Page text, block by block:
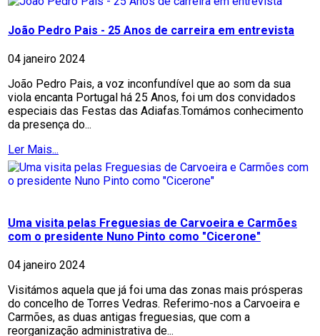
João Pedro Pais - 25 Anos de carreira em entrevista
04 janeiro 2024
João Pedro Pais, a voz inconfundível que ao som da sua
viola encanta Portugal há 25 Anos, foi um dos convidados
especiais das Festas das Adiafas.Tomámos conhecimento
da presença do...
Ler Mais...
Uma visita pelas Freguesias de Carvoeira e Carmões
com o presidente Nuno Pinto como "Cicerone"
04 janeiro 2024
Visitámos aquela que já foi uma das zonas mais prósperas
do concelho de Torres Vedras. Referimo-nos a Carvoeira e
Carmões, as duas antigas freguesias, que com a
reorganização administrativa de...